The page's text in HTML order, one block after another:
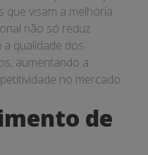
que visam a melhoria
não só reduz
qualidade dos
aumentando a
no mercado.
de